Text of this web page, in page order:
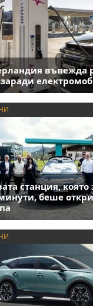
въвежда
заради
станция, която
беше